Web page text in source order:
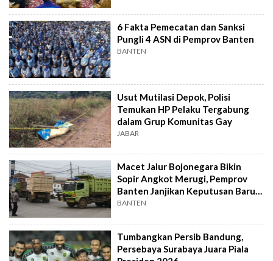
6 Fakta Pemecatan dan Sanksi
Pungli 4 ASN di Pemprov Banten
BANTEN
Usut Mutilasi Depok, Polisi
Temukan HP Pelaku Tergabung
dalam Grup Komunitas Gay
JABAR
Macet Jalur Bojonegara Bikin
Sopir Angkot Merugi, Pemprov
Banten Janjikan Keputusan Baru 4
Hari Lagi
BANTEN
Tumbangkan Persib Bandung,
Persebaya Surabaya Juara Piala